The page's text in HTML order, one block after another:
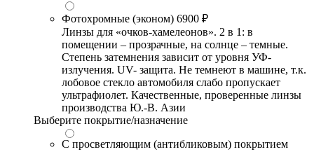
Фотохромные (эконом) 6900 ₽
Линзы для «очков-хамелеонов». 2 в 1: в
помещении – прозрачные, на солнце – темные.
Степень затемнения зависит от уровня УФ-
излучения. UV- защита. Не темнеют в машине, т.к.
лобовое стекло автомобиля слабо пропускает
ультрафиолет. Качественные, проверенные линзы
производства Ю.-В. Азии
Выберите покрытие/назначение
С просветляющим (антибликовым) покрытием